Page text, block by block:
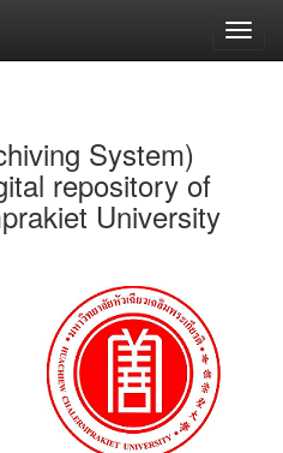
System)
repository of
University